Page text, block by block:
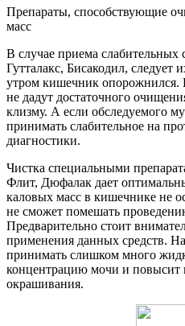
Препараты, способствующие
масс
В случае приема слабительных
Гутталакс, Бисакодил, следует
утром кишечник опорожнился.
не дадут достаточного
клизму. А если обследуемого
принимать слабительное на
диагностики.
Чистка специальными
Флит, Дюфалак дает
каловых масс в кишечнике не
не сможет помешать
Предварительно стоит
применения данных средств.
принимать слишком много
концентрацию мочи и повысит
окрашивания.